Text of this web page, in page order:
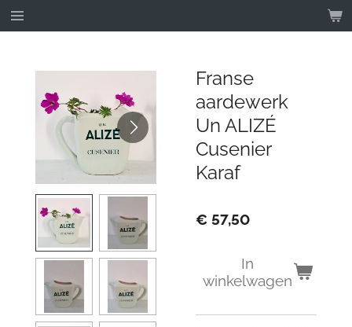
Ga
direct
Franse
aardewerk
Un ALIZÉ
Cusenier
Karaf
€ 57,50
In
winkelwagen